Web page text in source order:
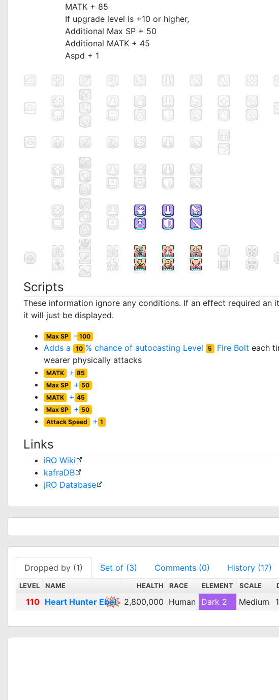
MATK + 85
If upgrade level is +10 or higher,
Additional Max SP + 50
Additional MATK + 45
Aspd + 1
Scripts
These information ignore any conditions. If an effect required an
it will just be displayed.
Max SP - 100
Adds a 10 % chance of autocasting Level 5 Fire Bolt each
wearer physically attacks
MATK + 85
Max SP + 50
MATK + 45
Max SP + 50
Attack Speed + 1
Links
iRO Wiki
kafraDB
jRO Database
Dropped by (1) Set of (3) Comments (0) History (17)
LEVEL NAME HEALTH RACE ELEMENT SCALE
110 Heart Hunter Ebel 2,800,000 Human Dark 2 Medium